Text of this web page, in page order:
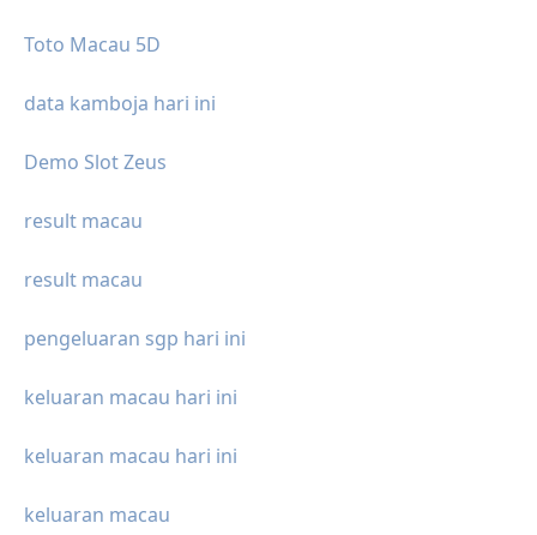
Toto Macau 5D
data kamboja hari ini
Demo Slot Zeus
result macau
result macau
pengeluaran sgp hari ini
keluaran macau hari ini
keluaran macau hari ini
keluaran macau